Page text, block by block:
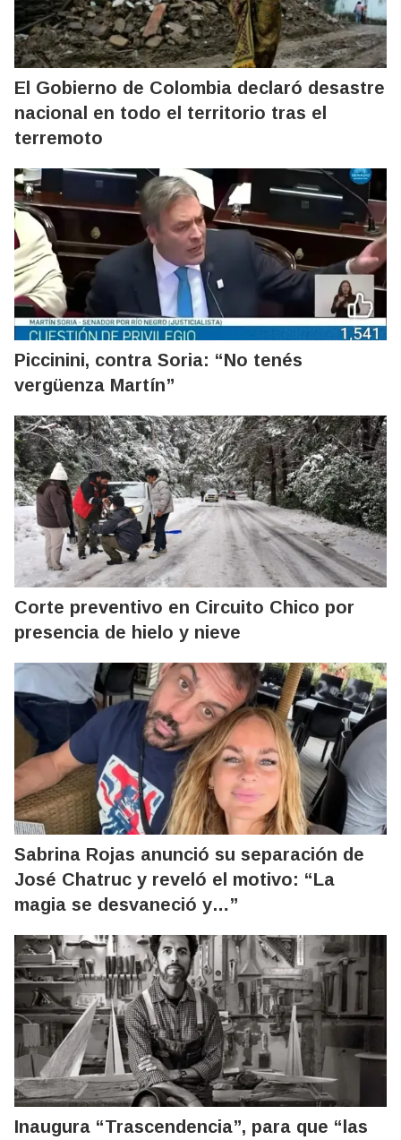
El Gobierno de Colombia declaró desastre
nacional en todo el territorio tras el
terremoto
Piccinini, contra Soria: “No tenés
vergüenza Martín”
Corte preventivo en Circuito Chico por
presencia de hielo y nieve
Sabrina Rojas anunció su separación de
José Chatruc y reveló el motivo: “La
magia se desvaneció y…”
Inaugura “Trascendencia”, para que “las